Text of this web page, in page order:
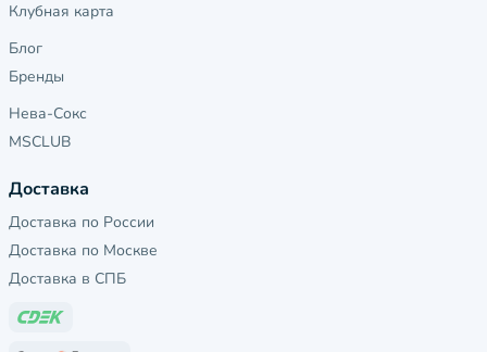
Клубная карта
Блог
Бренды
Нева-Сокс
MSCLUB
Доставка
Доставка по России
Доставка по Москве
Доставка в СПБ